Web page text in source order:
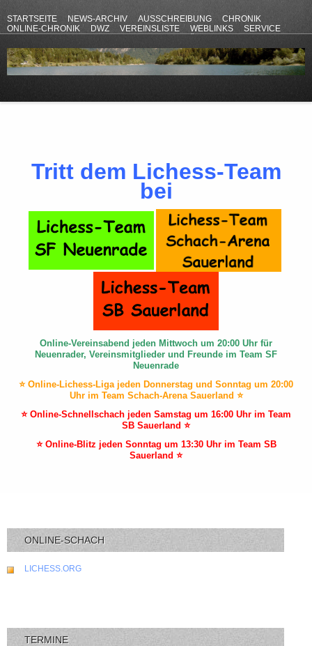
STARTSEITE NEWS-ARCHIV AUSSCHREIBUNG
CHRONIK
ONLINE-CHRONIK
DWZ VEREINSLISTE WEBLINKS
SERVICE
Tritt dem Lichess-Team
bei
Online-Vereinsabend jeden Mittwoch um 20:00 Uhr für
Neuenrader, Vereinsmitglieder und Freunde im Team SF
Neuenrade
⭐ Online-Lichess-Liga jeden Donnerstag und Sonntag um 20:00
Uhr im Team Schach-Arena Sauerland ⭐
⭐ Online-Schnellschach jeden Samstag um 16:00 Uhr im Team
SB Sauerland ⭐
⭐ Online-Blitz jeden Sonntag um 13:30 Uhr im Team SB
Sauerland ⭐
ONLINE-SCHACH
LICHESS.ORG
TERMINE